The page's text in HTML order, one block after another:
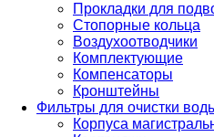
Прокладки для
Стопорные кольца
Воздухоотводчики
Комплектующие
Компенсаторы
Кронштейны
Фильтры для очистки
Корпуса